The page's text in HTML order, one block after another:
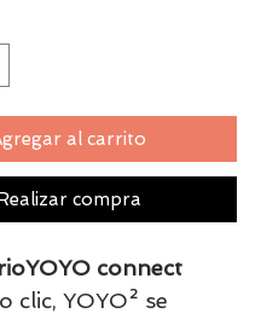
al carrito
compra
connect
clic, YOYO² se